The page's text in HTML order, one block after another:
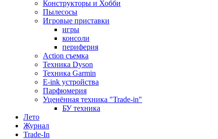
Конструкторы и Хобби
Пылесосы
Игровые приставки
игры
консоли
периферия
Action съемка
Техника Dyson
Техника Garmin
E-ink устройства
Парфюмерия
Уценённая техника "Trade-in"
БУ техника
Лето
Журнал
Trade-In